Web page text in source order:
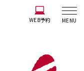
WEB予約 MENU